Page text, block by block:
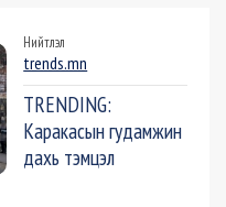
Нийтлэл
trends.mn
ТRENDING:
Каракасын гудамжин
дахь тэмцэл